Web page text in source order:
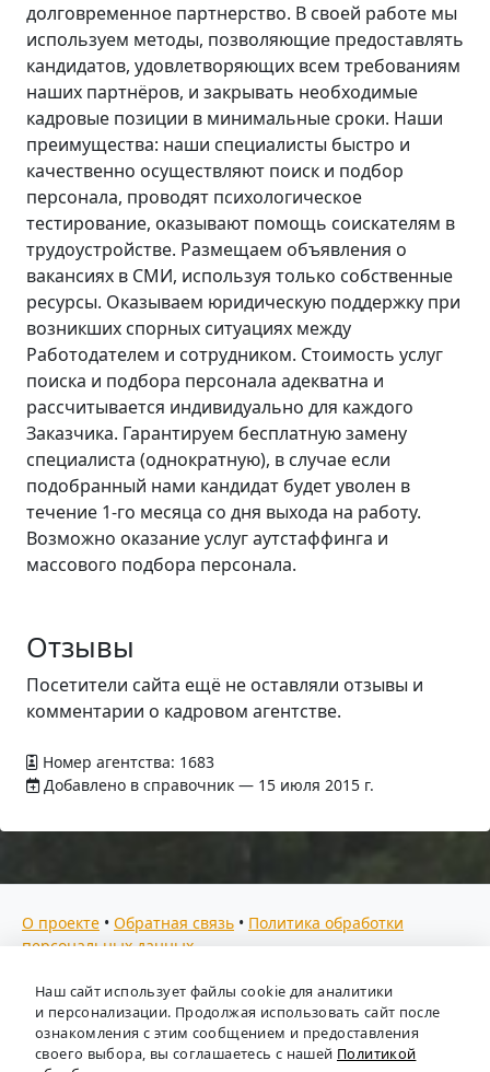
долговременное партнерство. В своей работе мы
используем методы, позволяющие предоставлять
кандидатов, удовлетворяющих всем требованиям
наших партнёров, и закрывать необходимые
кадровые позиции в минимальные сроки. Наши
преимущества: наши специалисты быстро и
качественно осуществляют поиск и подбор
персонала, проводят психологическое
тестирование, оказывают помощь соискателям в
трудоустройстве. Размещаем объявления о
вакансиях в СМИ, используя только собственные
ресурсы. Оказываем юридическую поддержку при
возникших спорных ситуациях между
Работодателем и сотрудником. Стоимость услуг
поиска и подбора персонала адекватна и
рассчитывается индивидуально для каждого
Заказчика. Гарантируем бесплатную замену
специалиста (однократную), в случае если
подобранный нами кандидат будет уволен в
течение 1-го месяца со дня выхода на работу.
Возможно оказание услуг аутстаффинга и
массового подбора персонала.
Отзывы
Посетители сайта ещё не оставляли отзывы и
комментарии о кадровом агентстве.
Номер агентства: 1683
Добавлено в справочник — 15 июля 2015 г.
О проекте • Обратная связь • Политика обработки
персональных данных
Мы собираем отзывы, составляем рейтинги и
предоставляем всю информацию о кадровых агентствах
России. Также анализируем ключевые тенденции рынка
труда: отслеживаем динамику зарплат, уровень
Наш сайт использует файлы cookie для аналитики
и персонализации. Продолжая использовать сайт после
ознакомления с этим сообщением и предоставления
своего выбора, вы соглашаетесь с нашей Политикой